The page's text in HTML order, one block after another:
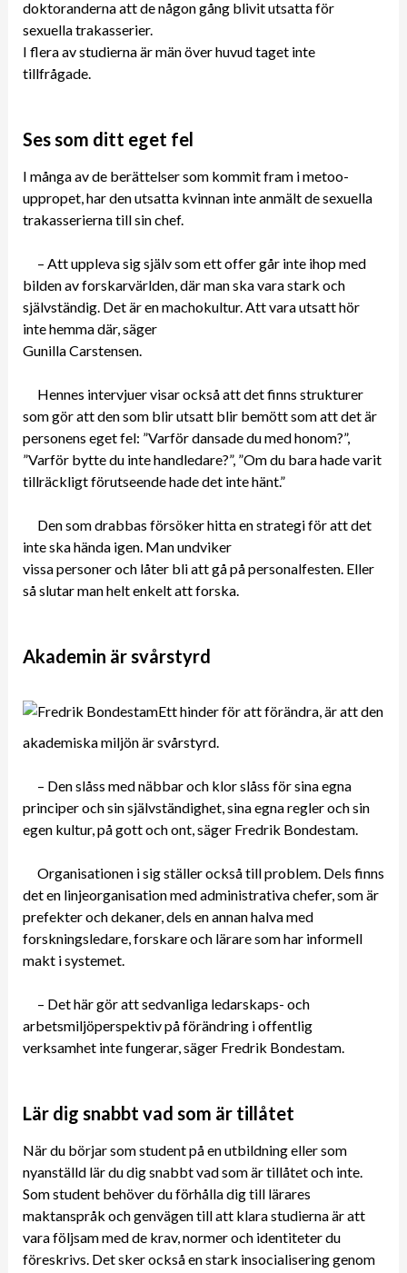
doktoranderna att de någon gång blivit utsatta för
sexuella trakasserier.
I flera av studierna är män över huvud taget inte
tillfrågade.
Ses som ditt eget fel
I många av de berättelser som kommit fram i metoo-
uppropet, har den utsatta kvinnan inte anmält de sexuella
trakasserierna till sin chef.
– Att uppleva sig själv som ett offer går inte ihop med
bilden av forskarvärlden, där man ska vara stark och
självständig. Det är en machokultur. Att vara utsatt hör
inte hemma där, säger
Gunilla Carstensen.
Hennes intervjuer visar också att det finns strukturer
som gör att den som blir utsatt blir bemött som att det är
personens eget fel: ”Varför dansade du med honom?”,
”Varför bytte du inte handledare?”, ”Om du bara hade varit
tillräckligt förutseende hade det inte hänt.”
Den som drabbas försöker hitta en strategi för att det
inte ska hända igen. Man undviker
vissa personer och låter bli att gå på personalfesten. Eller
så slutar man helt enkelt att forska.
Akademin är svårstyrd
Ett hinder för att förändra, är att den
akademiska miljön är svårstyrd.
– Den slåss med näbbar och klor slåss för sina egna
principer och sin självständighet, sina egna regler och sin
egen kultur, på gott och ont, säger Fredrik Bondestam.
Organisationen i sig ställer också till problem. Dels finns
det en linjeorganisation med administrativa chefer, som är
prefekter och dekaner, dels en annan halva med
forskningsledare, forskare och lärare som har informell
makt i systemet.
– Det här gör att sedvanliga ledarskaps- och
arbetsmiljöperspektiv på förändring i offentlig
verksamhet inte fungerar, säger Fredrik Bondestam.
Lär dig snabbt vad som är tillåtet
När du börjar som student på en utbildning eller som
nyanställd lär du dig snabbt vad som är tillåtet och inte.
Som student behöver du förhålla dig till lärares
maktanspråk och genvägen till att klara studierna är att
vara följsam med de krav, normer och identiteter du
föreskrivs. Det sker också en stark insocialisering genom